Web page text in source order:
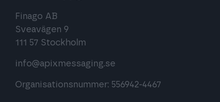
Finago AB
Sveavägen 9
111 57 Stockholm
info@apixmessaging.se
Organisationsnummer: 556942-4467